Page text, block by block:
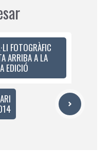
FOTOGRÀFIC
ARRIBA A LA
EDICIÓ